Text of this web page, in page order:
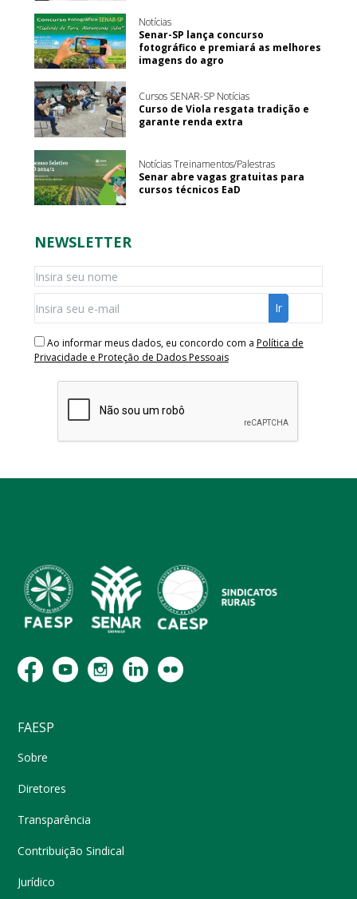
Notícias
Senar-SP lança concurso
fotográfico e premiará as melhores
imagens do agro
Cursos SENAR-SP Notícias
Curso de Viola resgata tradição e
garante renda extra
Notícias Treinamentos/Palestras
Senar abre vagas gratuitas para
cursos técnicos EaD
NEWSLETTER
Ao informar meus dados, eu concordo com a Política de
Privacidade e Proteção de Dados Pessoais
FAESP
Sobre
Diretores
Transparência
Contribuição Sindical
Jurídico